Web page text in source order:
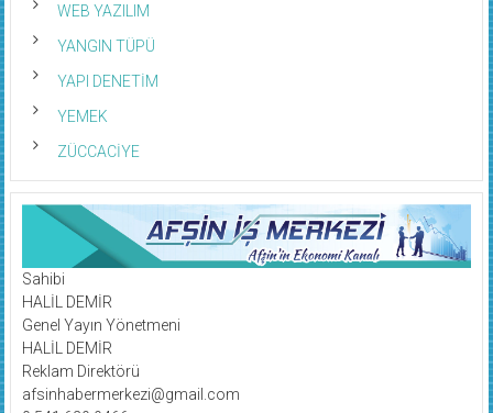
WEB YAZILIM
YANGIN TÜPÜ
YAPI DENETİM
YEMEK
ZÜCCACİYE
Sahibi
HALİL DEMİR
Genel Yayın Yönetmeni
HALİL DEMİR
Reklam Direktörü
afsinhabermerkezi@gmail.com